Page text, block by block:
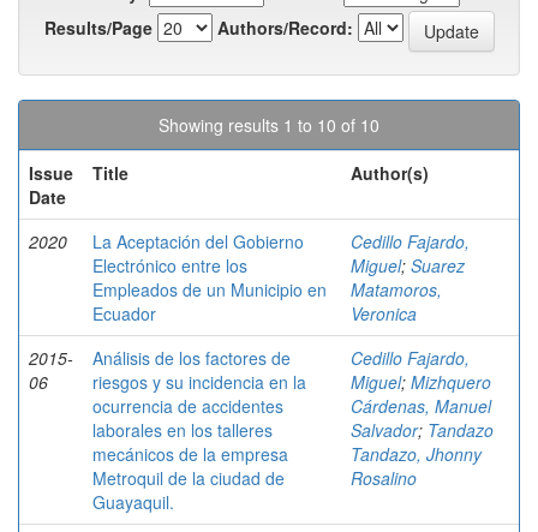
Results/Page
Authors/Record:
Showing results 1 to 10 of 10
Issue
Date
Title Author(s)
2020
La Aceptación del Gobierno
Electrónico entre los
Empleados de un Municipio en
Ecuador
Cedillo Fajardo,
Miguel; Suarez
Matamoros,
Veronica
2015-
06
Análisis de los factores de
riesgos y su incidencia en la
ocurrencia de accidentes
laborales en los talleres
mecánicos de la empresa
Metroquil de la ciudad de
Guayaquil.
Cedillo Fajardo,
Miguel; Mizhquero
Cárdenas, Manuel
Salvador; Tandazo
Tandazo, Jhonny
Rosalino